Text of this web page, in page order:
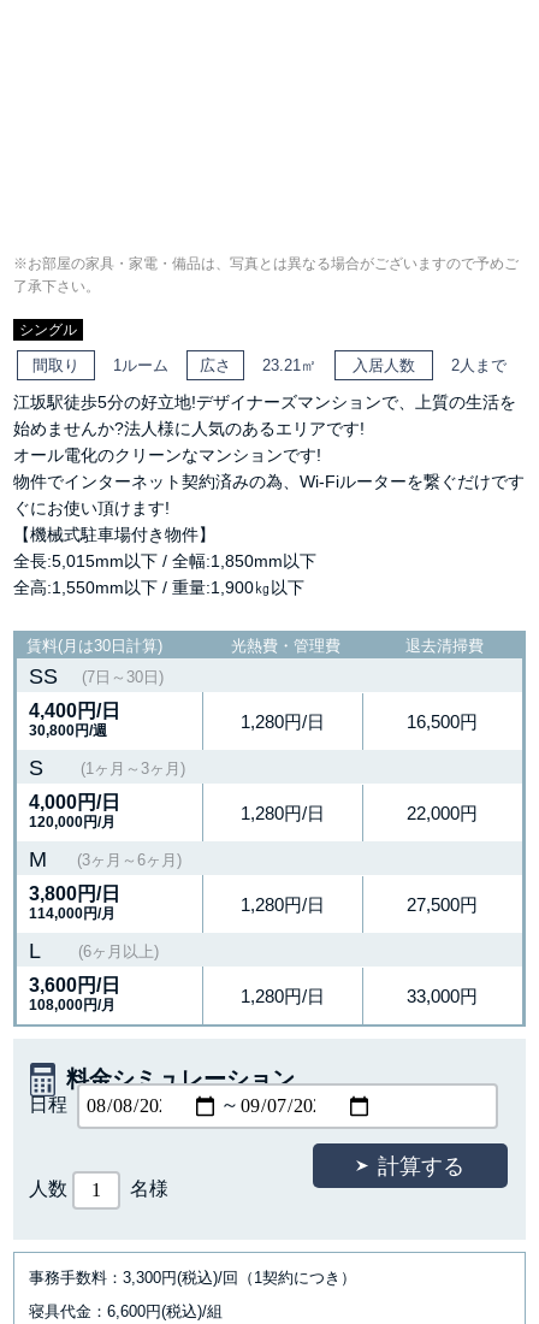
※お部屋の家具・家電・備品は、写真とは異なる場合がございますので予めご
了承下さい。
シングル
間取り 1ルーム 広さ 23.21㎡ 入居人数 2人まで
江坂駅徒歩5分の好立地!デザイナーズマンションで、上質の生活を
始めませんか?法人様に人気のあるエリアです!
オール電化のクリーンなマンションです!
物件でインターネット契約済みの為、Wi-Fiルーターを繋ぐだけです
ぐにお使い頂けます!
【機械式駐車場付き物件】
全長:5,015mm以下 / 全幅:1,850mm以下
全高:1,550mm以下 / 重量:1,900㎏以下
賃料(月は30日計算) 光熱費・管理費 退去清掃費
SS (7日～30日)
4,400円/日
30,800円/週 1,280円/日 16,500円
S (1ヶ月～3ヶ月)
4,000円/日
120,000円/月 1,280円/日 22,000円
M (3ヶ月～6ヶ月)
3,800円/日
114,000円/月 1,280円/日 27,500円
L (6ヶ月以上)
3,600円/日
108,000円/月 1,280円/日 33,000円
料金シミュレーション
人数 名様
日程 ～
事務手数料：3,300円(税込)/回（1契約につき）
寝具代金：6,600円(税込)/組